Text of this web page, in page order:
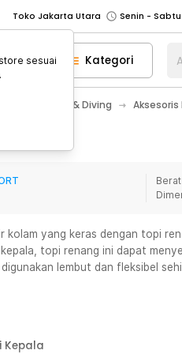
Toko Jakarta Utara
Toko Tangerang
Toko Cikupa
Pick n Go Jakarta Barat
Senin -
Pick n Go Bekasi
Senin - Jumat
Senin - Jumat
Senin -
Toko Jakarta Barat
Senin -
Toko Tangerang
Toko Cikupa
Pick n Go Jakarta Barat
Senin -
Senin - Jumat
Kategori
Renang & Diving Aksesoris
kolam yang keras dengan topi
topi renang ini dapat
lembut dan fleksibel
Kepala
sesuai